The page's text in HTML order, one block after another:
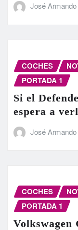
José
COCHES
PORTADA 1
Si el
espera a
José
COCHES
PORTADA 1